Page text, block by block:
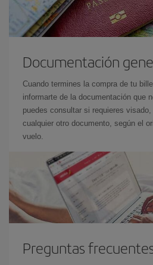
Documentación
Cuando termines la compra de tu
informarte de la documentación que
puedes consultar si requieres
cualquier otro documento, según el
vuelo.
Preguntas